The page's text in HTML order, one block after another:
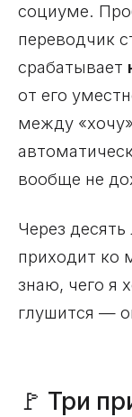
социуме.
переводчик
срабатывает
от его
между
вообще не
Через
приходит ко
знаю, чего я
глушится —
🚩 Три